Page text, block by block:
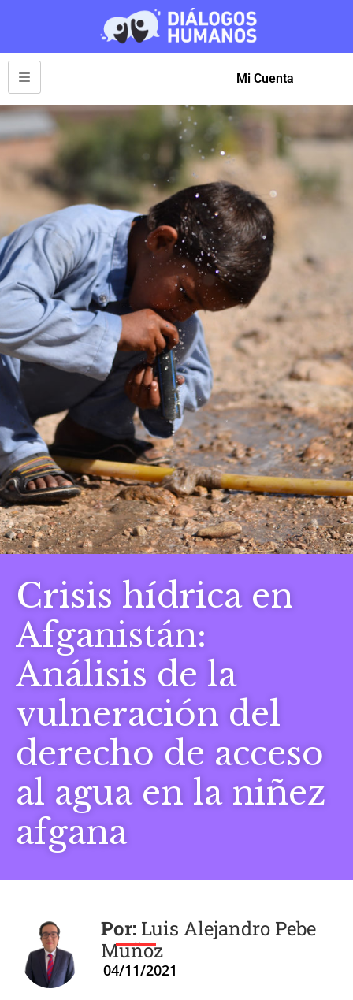
Mi Cuenta
Crisis hídrica en
Afganistán:
Análisis de la
vulneración del
derecho de acceso
al agua en la niñez
afgana
Luis Alejandro Pebe
Muñoz
04/11/2021